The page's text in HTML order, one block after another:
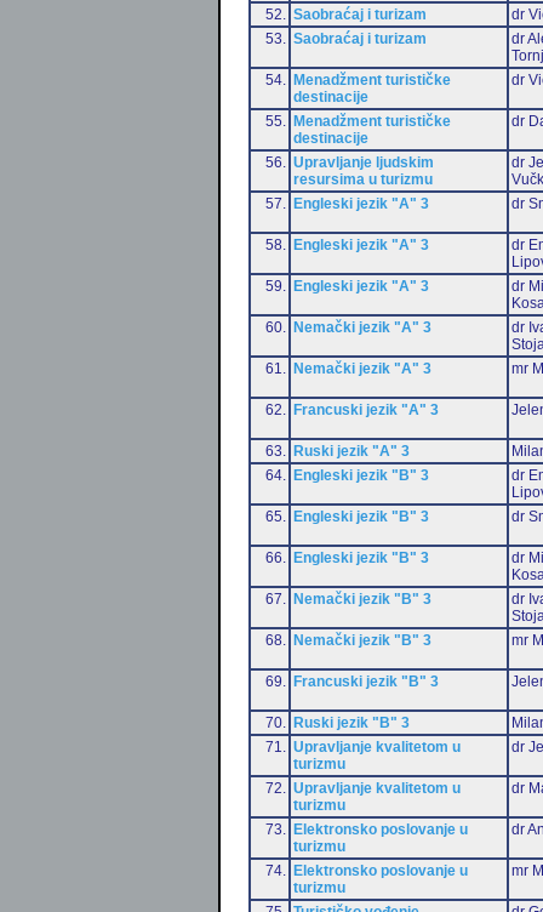
52. Saobraćaj i turizam
dr
53.
Saobraćaj i turizam
dr
54.
Menadžment turističke
destinacije
dr
55.
Menadžment turističke
destinacije
dr
56.
Upravljanje ljudskim
resursima u turizmu
dr
57.
Engleski jezik "A" 3 dr
58. Engleski jezik "A" 3
dr
59.
Engleski jezik "A" 3
dr
60.
Nemački jezik "A" 3
dr
61.
Nemački jezik "A" 3 mr
62. Francuski jezik "A" 3
63. Ruski jezik "A" 3
64.
Engleski jezik "B" 3
dr
65.
Engleski jezik "B" 3 dr
66. Engleski jezik "B" 3
dr
67.
Nemački jezik "B" 3
dr
68.
Nemački jezik "B" 3 mr
69. Francuski jezik "B" 3
70. Ruski jezik "B" 3
71.
Upravljanje kvalitetom u
turizmu
dr
72.
Upravljanje kvalitetom u
turizmu
dr
73.
Elektronsko poslovanje u
turizmu
dr
74.
Elektronsko poslovanje u
turizmu
mr